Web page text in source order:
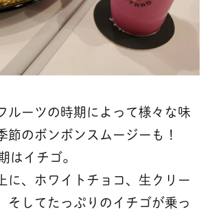
ルーツの時期によって様々な味
節のボンボンスムージーも！
はイチゴ。
に、ホワイトチョコ、生クリー
そしてたっぷりのイチゴが乗っ